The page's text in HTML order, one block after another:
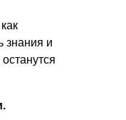
знания и